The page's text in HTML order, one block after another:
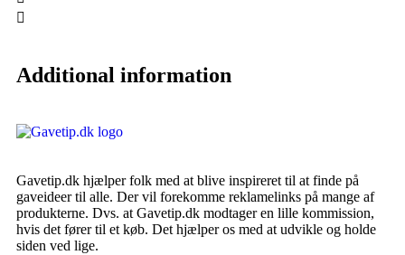
Additional information
Gavetip.dk hjælper folk med at blive inspireret til at finde på
gaveideer til alle. Der vil forekomme reklamelinks på mange af
produkterne. Dvs. at Gavetip.dk modtager en lille kommission,
hvis det fører til et køb. Det hjælper os med at udvikle og holde
siden ved lige.